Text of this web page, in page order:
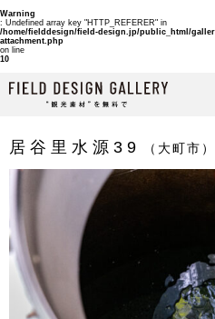
Warning
: Undefined array key "HTTP_REFERER" in
/home/fielddesign/field-design.jp/public_html/
attachment.php
on line
10
居谷里水源39 （大町市）